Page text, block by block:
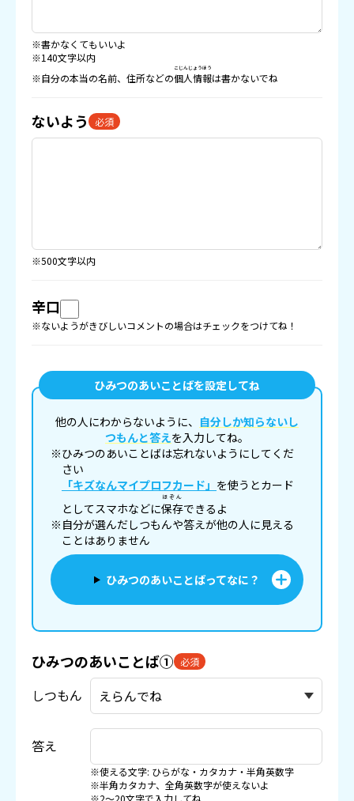
※書かなくてもいいよ
※140文字以内
※自分の本当の名前、住所などの個人情報
こじんじょうほう
は書かないでね
ないよう 必須
※500文字以内
辛口
※ないようがきびしいコメントの場合はチェックをつけてね！
ひみつのあいことばを設定してね
他の人にわからないように、 自分しか知らないし
つもんと答えを入力してね。
※ひみつのあいことばは忘れないようにしてくだ
さい
「キズなんマイプロフカード」 を使うとカード
としてスマホなどに保存
ほぞん
できるよ
※自分が選んだしつもんや答えが他の人に見える
ことはありません
ひみつのあいことばってなに？
ひみつのあいことば① 必須
しつもん
答え
※使える文字: ひらがな・カタカナ・半角英数字
※半角カタカナ、全角英数字が使えないよ